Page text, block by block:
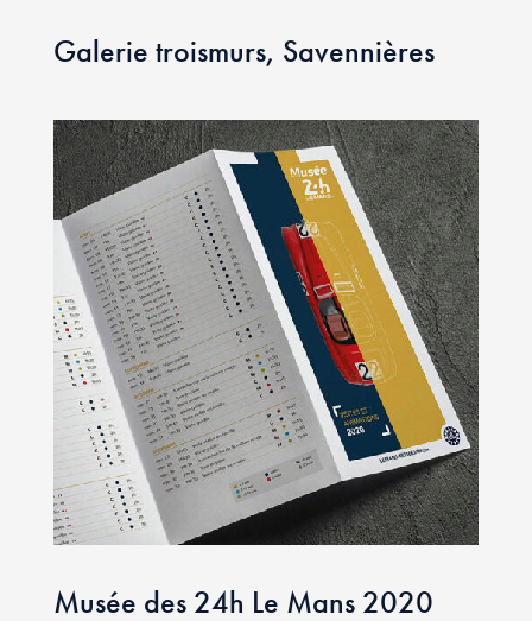
Galerie troismurs, Savennières
Musée des 24h Le Mans 2020